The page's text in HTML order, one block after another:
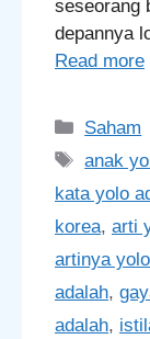
seseorang
depannya
Read more
Saham
Tags
anak
kata yolo
korea, arti
artinya
adalah,
adalah,